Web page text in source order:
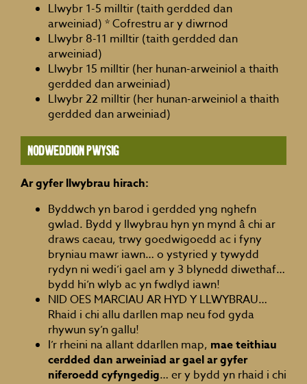
Llwybr 1-5 milltir (taith gerdded dan
arweiniad) * Cofrestru ar y diwrnod
Llwybr 8-11 milltir (taith gerdded dan
arweiniad)
Llwybr 15 milltir (her hunan-arweiniol a thaith
gerdded dan arweiniad)
Llwybr 22 milltir (her hunan-arweiniol a thaith
gerdded dan arweiniad)
Nodweddion pwysig
Ar gyfer llwybrau hirach:
Byddwch yn barod i gerdded yng nghefn
gwlad. Bydd y llwybrau hyn yn mynd â chi ar
draws caeau, trwy goedwigoedd ac i fyny
bryniau mawr iawn… o ystyried y tywydd
rydyn ni wedi’i gael am y 3 blynedd diwethaf…
bydd hi’n wlyb ac yn fwdlyd iawn!
NID OES MARCIAU AR HYD Y LLWYBRAU…
Rhaid i chi allu darllen map neu fod gyda
rhywun sy’n gallu!
I’r rheini na allant ddarllen map, mae teithiau
cerdded dan arweiniad ar gael ar gyfer
niferoedd cyfyngedig… er y bydd yn rhaid i chi